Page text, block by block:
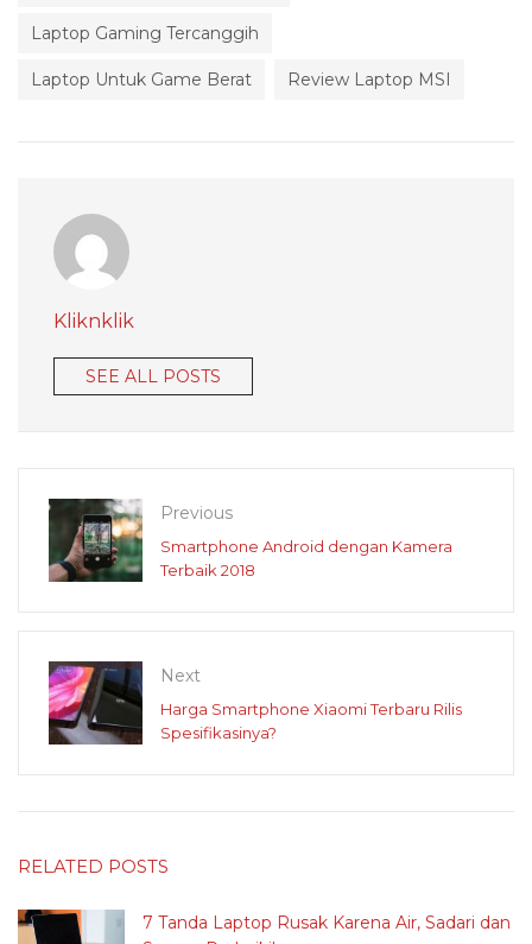
Laptop Gaming Tercanggih
Laptop Untuk Game Berat Review Laptop MSI
Kliknklik
SEE ALL POSTS
Previous
Smartphone Android dengan Kamera
Terbaik 2018
Next
Harga Smartphone Xiaomi Terbaru Rilis
Spesifikasinya?
RELATED POSTS
7 Tanda Laptop Rusak Karena Air, Sadari dan